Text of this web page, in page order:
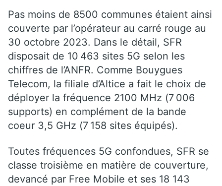
Pas moins de 8500 communes étaient ainsi
couverte par l’opérateur au carré rouge au
30 octobre 2023. Dans le détail, SFR
disposait de 10 463 sites 5G selon les
chiffres de l’ANFR. Comme Bouygues
Telecom, la filiale d’Altice a fait le choix de
déployer la fréquence 2100 MHz (7 006
supports) en complément de la bande
coeur 3,5 GHz (7 158 sites équipés).
Toutes fréquences 5G confondues, SFR se
classe troisième en matière de couverture,
devancé par Free Mobile et ses 18 143